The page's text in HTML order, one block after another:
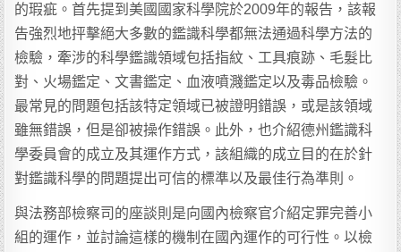
的瑕疵。首先提到美國國家科學院於2009年的報告，該報
告強烈地抨擊絕大多數的鑑識科學都無法通過科學方法的
檢驗，牽涉的科學鑑識領域包括指紋、工具痕跡、毛髮比
對、火場鑑定、文書鑑定、血液噴濺鑑定以及毒品檢驗。
最常見的問題包括該特定領域已被證明錯誤，或是該領域
雖無錯誤，但是卻被操作錯誤。此外，也介紹德州鑑識科
學委員會的成立及其運作方式，該組織的成立目的在於針
對鑑識科學的問題提出可信的標準以及最佳行為準則。
與法務部檢察司的座談則是向國內檢察官介紹定罪完善小
組的運作，並討論這樣的機制在國內運作的可行性。以檢